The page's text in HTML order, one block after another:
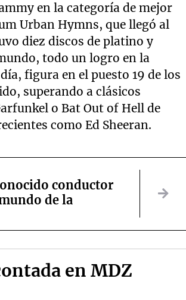
en la categoría de mejor
Urban Hymns, que llegó al
diez discos de platino y
todo un logro en la
figura en el puesto 19 de los
superando a clásicos
o Bat Out of Hell de
como Ed Sheeran.
conductor
de la
en MDZ